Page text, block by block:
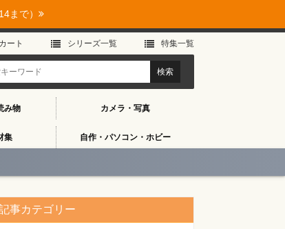
まで）
み物 カメラ・写真
集 自作・パソコン・ホビー
カート シリーズ⼀覧 特集⼀覧
事カテゴリー